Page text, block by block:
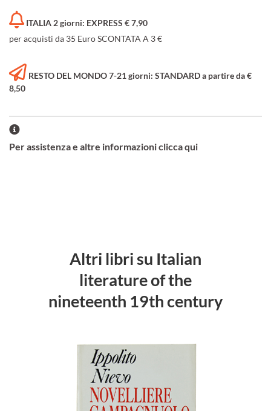
ITALIA 2 giorni: EXPRESS € 7,90
per acquisti da 35 Euro SCONTATA A 3 €
RESTO DEL MONDO 7-21 giorni: STANDARD a partire da €
8,50
Per assistenza e altre informazioni clicca qui
Altri libri su Italian
literature of the
nineteenth 19th century